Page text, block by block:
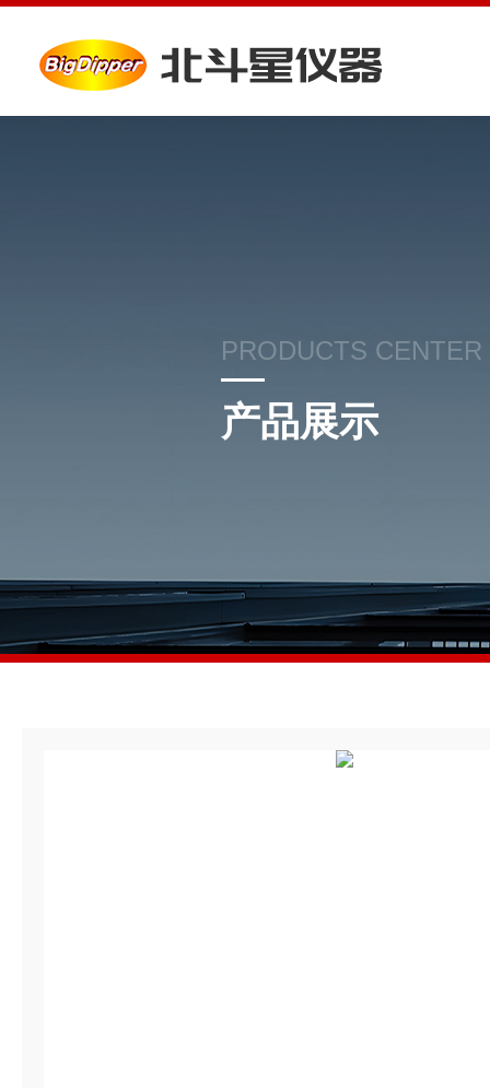
PRODUCTS CENTER
产品展示